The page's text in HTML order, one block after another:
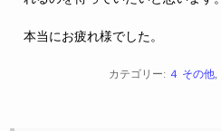
本当にお疲れ様でした。
カテゴリー: ４ その他,